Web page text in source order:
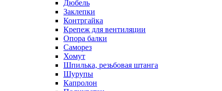
Дюбель
Заклепки
Контргайка
Крепеж для вентиляции
Опора балки
Саморез
Хомут
Шпилька, резьбовая штанга
Шурупы
Капролон